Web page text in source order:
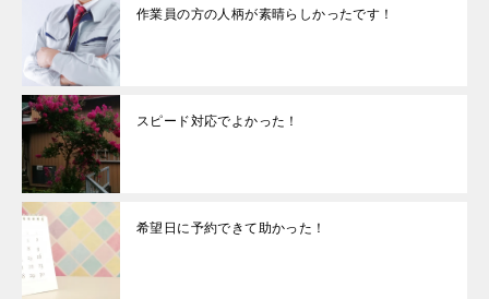
作業員の方の人柄が素晴らしかったです！
スピード対応でよかった！
希望日に予約できて助かった！